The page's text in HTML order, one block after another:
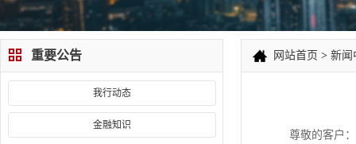
重要公告
我行动态
金融知识
网站首页 > 新闻
尊敬的客户：